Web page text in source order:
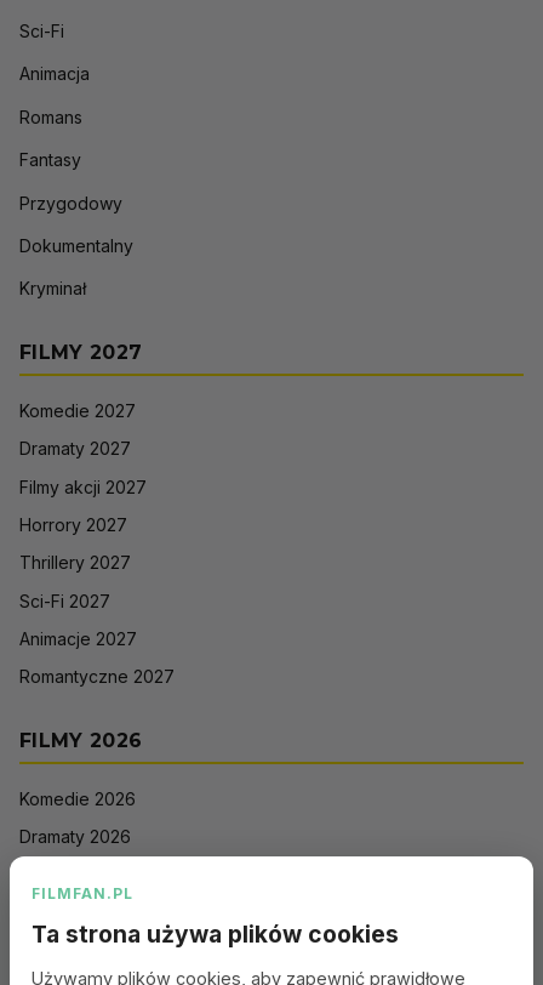
Sci-Fi
Animacja
Romans
Fantasy
Przygodowy
Dokumentalny
Kryminał
FILMY 2027
Komedie 2027
Dramaty 2027
Filmy akcji 2027
Horrory 2027
Thrillery 2027
Sci-Fi 2027
Animacje 2027
Romantyczne 2027
FILMY 2026
Komedie 2026
Dramaty 2026
FILMFAN.PL
Ta strona używa plików cookies
Używamy plików cookies, aby zapewnić prawidłowe